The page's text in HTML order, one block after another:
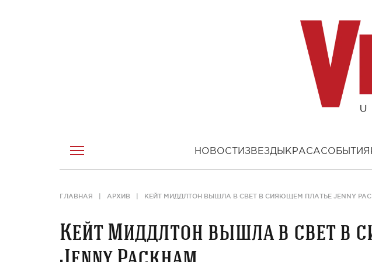
НОВОСТИ ЗВЕЗДЫ КРАСАСОБЫТИЯ
ГЛАВНАЯ АРХИВ КЕЙТ МИДДЛТОН ВЫШЛА В СВЕТ В СИЯЮЩЕМ ПЛАТЬЕ JENNY
Кейт Миддлтон вышла в свет в